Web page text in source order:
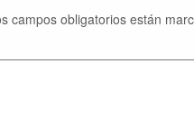
campos obligatorios están